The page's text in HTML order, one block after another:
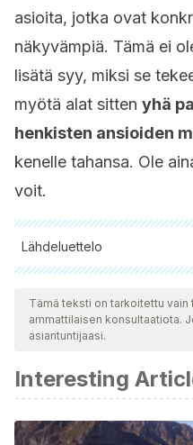
asioita, jotka ovat
näkyvämpiä. Tämä ei
lisätä syy, miksi se
myötä alat sitten yhä
henkisten ansioiden
kenelle tahansa. Ole
voit.
Lähdeluettelo
Kaikki lainatut lähteet
toimesta varmistaaksemme
ajantasaisuuden ja
Aspinwall LG, MacNamara
seriously: Toward a
survivorship and
Tämä teksti on tarkoitettu
ammattilaisen konsultaatiota.
asiantuntijaasi.
Interesting